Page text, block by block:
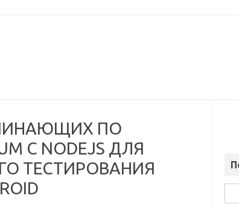
ПО
С NODEJS ДЛЯ
ТЕСТИРОВАНИЯ